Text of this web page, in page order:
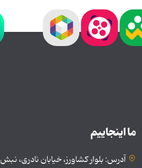
ما اینجاییم
آدرس: بلوار کشاورز، خیابان نادری، نبش